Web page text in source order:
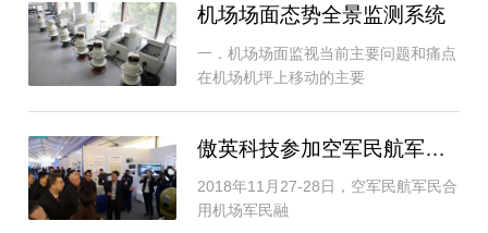
机场场面态势全景监测系统
一．机场场面监视当前主要问题和痛点
在机场机坪上移动的主要
傲英科技参加空军民航军民合用机场军民融合
2018年11月27-28日，空军民航军民合
用机场军民融